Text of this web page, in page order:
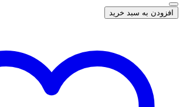
افزودن به سبد خرید